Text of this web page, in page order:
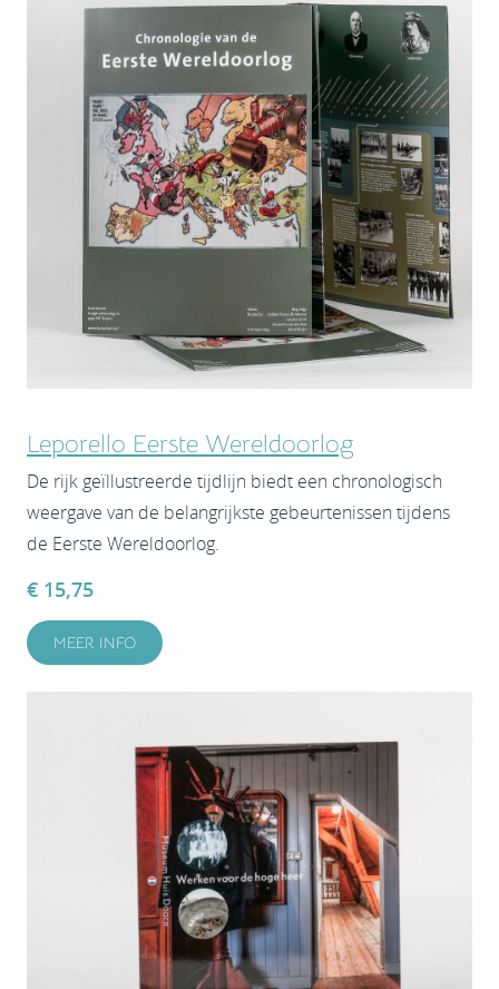
Leporello Eerste Wereldoorlog
De rijk geïllustreerde tijdlijn biedt een chronologisch
weergave van de belangrijkste gebeurtenissen tijdens
de Eerste Wereldoorlog.
€ 15,75
MEER INFO